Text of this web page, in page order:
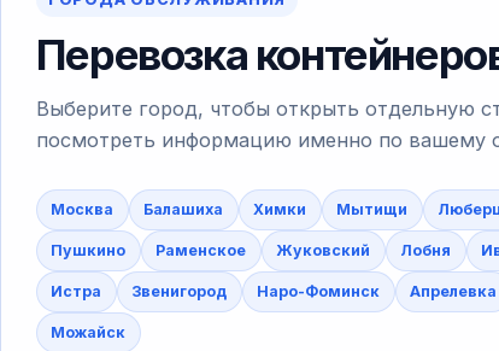
Перевозка
Выберите город, чтобы открыть отдельную
посмотреть информацию именно по вашему
Москва Балашиха Химки Мытищи
Пушкино Раменское Жуковский Лобня
Истра Звенигород Наро-Фоминск Апрелевка
Можайск